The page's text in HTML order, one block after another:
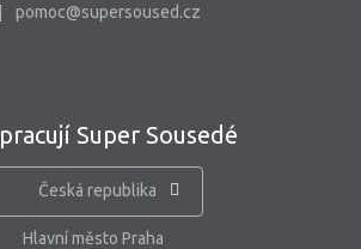
pomoc@supersoused.cz
Super Sousedé
Česká republika
Hlavní město Praha